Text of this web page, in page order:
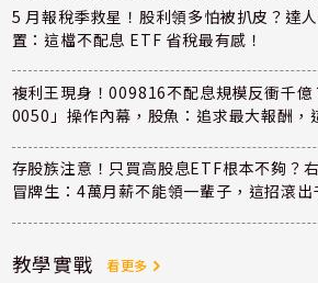
5 月報稅季救星！股利領多怕被扒皮？達
置：這檔不配息 ETF 省稅最有感！
複利王現身！009816不配息規模反衝千億
0050」操作內幕，股魚：追求最大報酬，
存股族注意！只買高股息ETF根本不夠？
冒牌生：4萬月薪不能領一輩子，這招滾出
教學實戰 看更多